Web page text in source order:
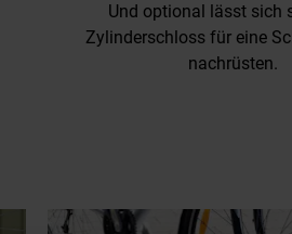
Und optional lässt sich
Zylinderschloss für eine
nachrüsten.